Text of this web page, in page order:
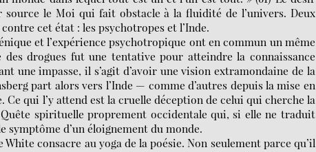
le Moi qui fait obstacle à la fluidité de l’univers. Deux
cet état : les psychotropes et l’Inde.
et l’expérience psychotropique ont en commun un même
drogues fut une tentative pour atteindre la connaissance
une impasse, il s’agit d’avoir une vision extramondaine de la
part alors vers l’Inde — comme d’autres depuis la mise en
Ce qui l’y attend est la cruelle déception de celui qui cherche la
spirituelle proprement occidentale qui, si elle ne traduit
symptôme d’un éloignement du monde.
consacre au yoga de la poésie. Non seulement parce qu’il